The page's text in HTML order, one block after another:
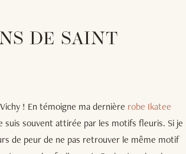
DE SAINT
! En témoigne ma dernière robe Ikatee
suis souvent attirée par les motifs fleuris. Si je
de peur de ne pas retrouver le même motif